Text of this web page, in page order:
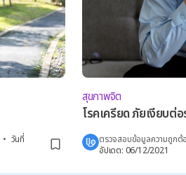
• วันที่
สุขภาพจิต
โรคเครียด ภัยเงียบต่
ตรวจสอบข้อมูลความถูกต้
อัปเดต: 06/12/2021